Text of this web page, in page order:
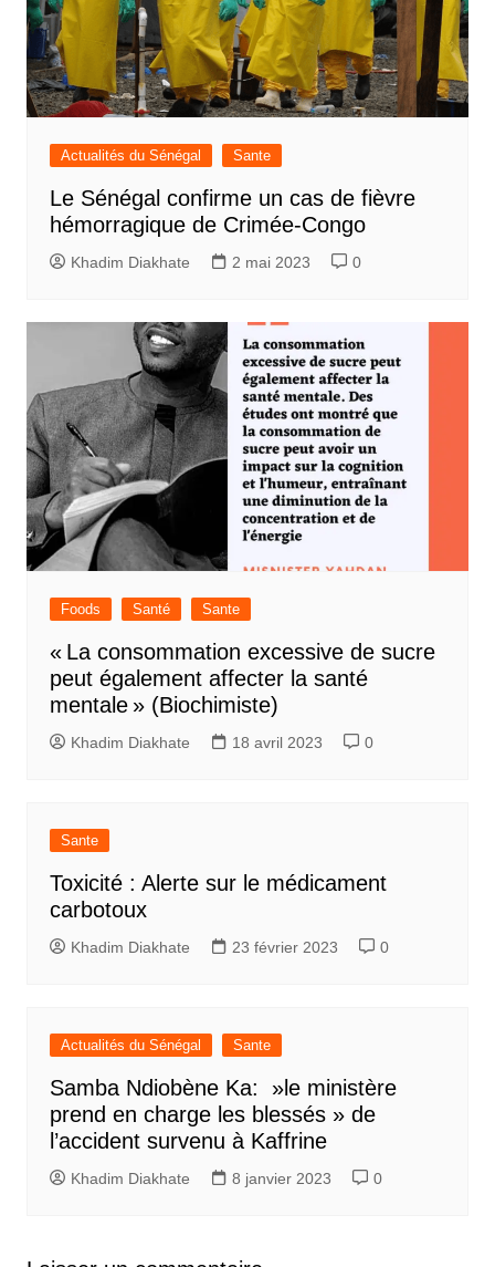
Actualités du Sénégal Sante
Le Sénégal confirme un cas de fièvre
hémorragique de Crimée-Congo
Khadim Diakhate 2 mai 2023 0
Foods Santé Sante
« La consommation excessive de sucre
peut également affecter la santé
mentale » (Biochimiste)
Khadim Diakhate 18 avril 2023 0
Sante
Toxicité : Alerte sur le médicament
carbotoux
Khadim Diakhate 23 février 2023 0
Actualités du Sénégal Sante
Samba Ndiobène Ka: »le ministère
prend en charge les blessés » de
l’accident survenu à Kaffrine
Khadim Diakhate 8 janvier 2023 0